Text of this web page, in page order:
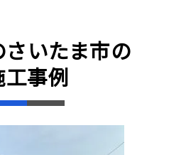
いたま市の
工事例